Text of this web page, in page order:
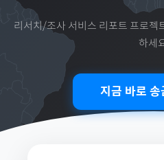
리서치/조사 서비스 리포트 프로젝
하세
지금 바로